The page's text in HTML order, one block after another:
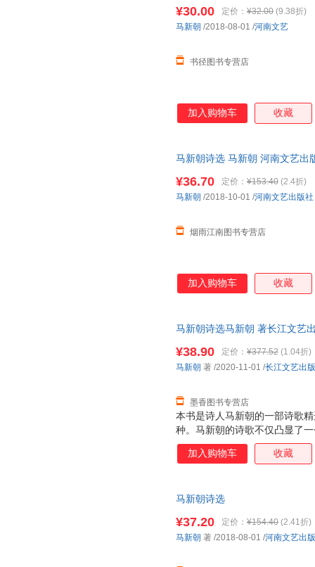
¥30.00 定价： ¥32.00 (9.38折)
书径图书专营店
马新朝 /2018-08-01 /河南文艺
加入购物车 收藏
马新朝诗选 马新朝 河南文艺出
¥36.70 定价： ¥153.40 (2.4折)
烟雨江南图书专营店
马新朝 /2018-10-01 /河南文艺出版社
加入购物车 收藏
马新朝诗选马新朝 著长江文艺
本书是诗人马新朝的一部诗歌
种。马新朝的诗歌不仅凸显了
化”的同类题材中具有精神启示
化倾向，而且更重要的在于能
¥38.90 定价： ¥377.52 (1.04折)
墨香图书专营店
马新朝 著 /2020-11-01 /长江文艺出
加入购物车 收藏
马新朝诗选
¥37.20 定价： ¥154.40 (2.41折)
马新朝 著 /2018-08-01 /河南文艺出